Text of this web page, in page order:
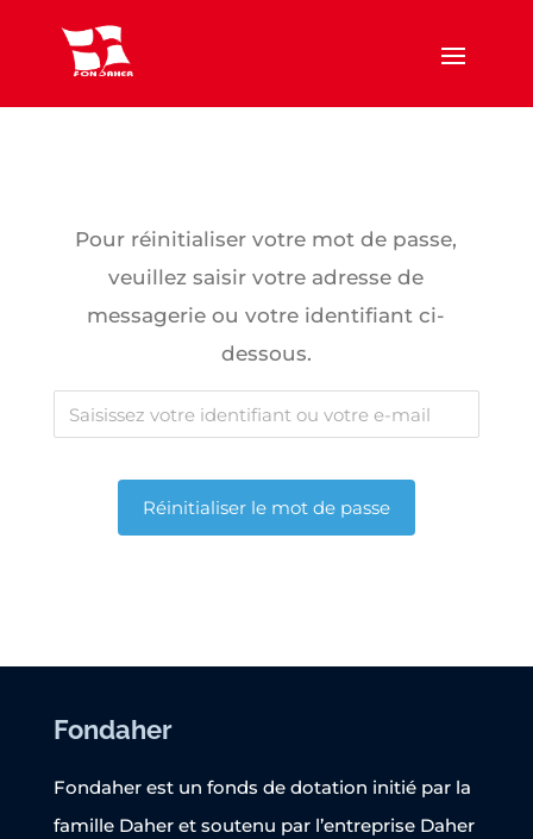
Pour réinitialiser votre mot de passe,
veuillez saisir votre adresse de
messagerie ou votre identifiant ci-
dessous.
Fondaher
Fondaher est un fonds de dotation initié par la
famille Daher et soutenu par l’entreprise Daher